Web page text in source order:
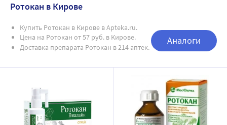
Ротокан в Кирове
Купить Ротокан в Кирове в Apteka.ru.
Цена на Ротокан от 57 руб. в Кирове.
Доставка препарата Ротокан в 214 аптек.
Аналоги